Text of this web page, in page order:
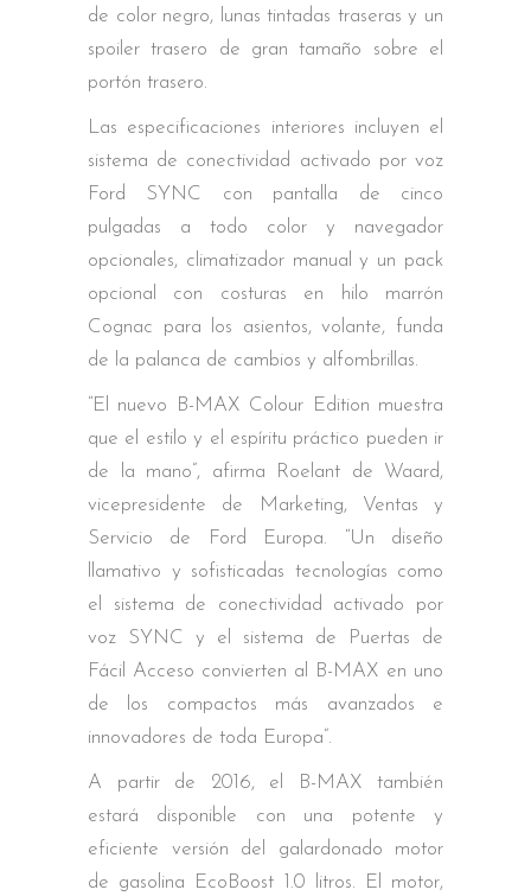
de color negro, lunas tintadas traseras y un
spoiler trasero de gran tamaño sobre el
portón trasero.
Las especificaciones interiores incluyen el
sistema de conectividad activado por voz
Ford SYNC con pantalla de cinco
pulgadas a todo color y navegador
opcionales, climatizador manual y un pack
opcional con costuras en hilo marrón
Cognac para los asientos, volante, funda
de la palanca de cambios y alfombrillas.
“El nuevo B-MAX Colour Edition muestra
que el estilo y el espíritu práctico pueden ir
de la mano”, afirma Roelant de Waard,
vicepresidente de Marketing, Ventas y
Servicio de Ford Europa. “Un diseño
llamativo y sofisticadas tecnologías como
el sistema de conectividad activado por
voz SYNC y el sistema de Puertas de
Fácil Acceso convierten al B-MAX en uno
de los compactos más avanzados e
innovadores de toda Europa”.
A partir de 2016, el B-MAX también
estará disponible con una potente y
eficiente versión del galardonado motor
de gasolina EcoBoost 1.0 litros. El motor,